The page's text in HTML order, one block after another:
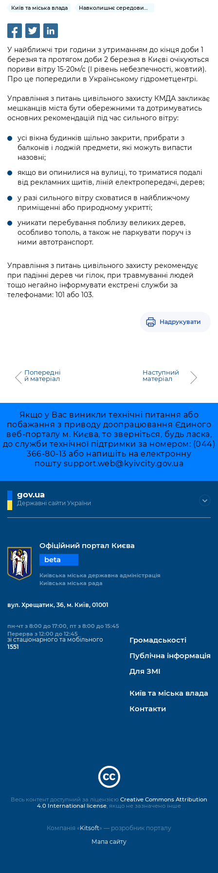
Рішення та розпорядження
Проєкти розпоряджень, що
перебувають на погодженні КМВА
Рішення Київради
Контактна інформація
Графік роботи та прийому громадян
Вакансії
Статистика
Звернення громадян
Регуляторна діяльність
Промисловість і наука Києва
Підприємства, установи, організації
Kyiv International Relations
Річні звіти
Гендерна політика
Київська міська військова адміністрація
Освіта та навчальні заклади
Дороги, транспорт та парковки
Навколишнє середовище міста
Містобудування та земельні ділянки
Бізнес та ліцензування
Безпека та правопорядок
Ритуальні послуги
Пам'ятки культурної спадщини
Портал Захисників та Захисниць
Портал послуг
Міський застосунок Київ Цифровий
Громадська експертиза
Громадський бюджет
Консультації з громадськістю
Громадська рада
Відкритий бюджет
Допомога учасникам АТО
Рада з питань внутрішньо переміщених
осіб при Київській міській військовій
адміністрації
«Ініціатива «Партнерство «Відкритий
Уряд» – місцевий рівень»
Важливе під час воєнного стану
Інформація з обмеженим доступом
Проекти нормативно-правових та
інших актів
Нормативна база
Питання і відповіді про публічну
інформацію
Порядок оскарження рішень, дій чи
бездіяльності розпорядників інформації
Звіти про опрацювання запитів на
публічну інформацію
Інформація для споживачів
Про відкриті дані
Портал даних Києва
Публічні дашборди
Медіагалерея
Підписатися на новини та анонси від
from the KCSA
Порядок акредитації медіа /
Accreditation process
Подати журналістський запит /
Submitting a media request
Зйомки в лікарнях в умовах воєнного
стану / Rules for media coverage of
hospitals at work under martial law
Контакти для медіа / Contacts for mass
media
Київ та міська влада Навколишнє середовище міста
У найближчі три години з утриманням до кінця доби 1
березня та протягом доби 2 березня в Києві очікуються
пориви вітру 15-20м/с (І рівень небезпечності, жовтий).
Про це попередили в Українському гідрометцентрі.
Управління з питань цивільного захисту КМДА закликає
мешканців міста бути обережними та дотримуватись
основних рекомендацій під час сильного вітру:
усі вікна будинків щільно закрити, прибрати з
балконів і лоджій предмети, які можуть випасти
назовні;
якщо ви опинилися на вулиці, то триматися подалі
від рекламних щитів, ліній електропередачі, дерев;
у разі сильного вітру сховатися в найближчому
приміщенні або природному укритті;
уникати перебування поблизу великих дерев,
особливо тополь, а також не паркувати поруч із
ними автотранспорт.
Управління з питань цивільного захисту рекомендує
при падінні дерев чи гілок, при травмуванні людей
тощо негайно інформувати екстрені служби за
телефонами: 101 або 103.
Надрукувати
Попередні
й матеріал
Наступний
матеріал
Якщо у Вас виникли технічні питання або
побажання з приводу доопрацювання Єдиного
веб-порталу м. Києва, то зверніться, будь ласка,
до служби технічної підтримки за номером: (044)
366-80-13 або напишіть на електронну
пошту support.web@kyivcity.gov.ua
gov.ua
Державні сайти України
Офіційний портал Києва
beta
Київська міська державна адміністрація
Київська міська рада
вул. Хрещатик, 36, м. Київ, 01001
пн-чт з 8:00 до 17:00, пт з 8:00 до 15:45
Перерва з 12:00 до 12:45
зі стаціонарного та мобільного
1551
Громадськості
Публічна інформація
Для ЗМІ
Київ та міська влада
Контакти
Компанія «Kitsoft» — розробник порталу
Мапа сайту
Весь контент доступний за ліцензією Creative Commons Attribution
4.0 International license, якщо не зазначено інше